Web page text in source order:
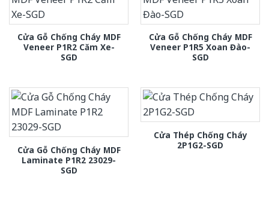
Cửa Gỗ Chống Cháy MDF
Veneer P1R2 Căm Xe-
SGD
Cửa Gỗ Chống Cháy MDF
Veneer P1R5 Xoan Đào-
SGD
Cửa Gỗ Chống Cháy MDF
Laminate P1R2 23029-
SGD
Cửa Thép Chống Cháy
2P1G2-SGD